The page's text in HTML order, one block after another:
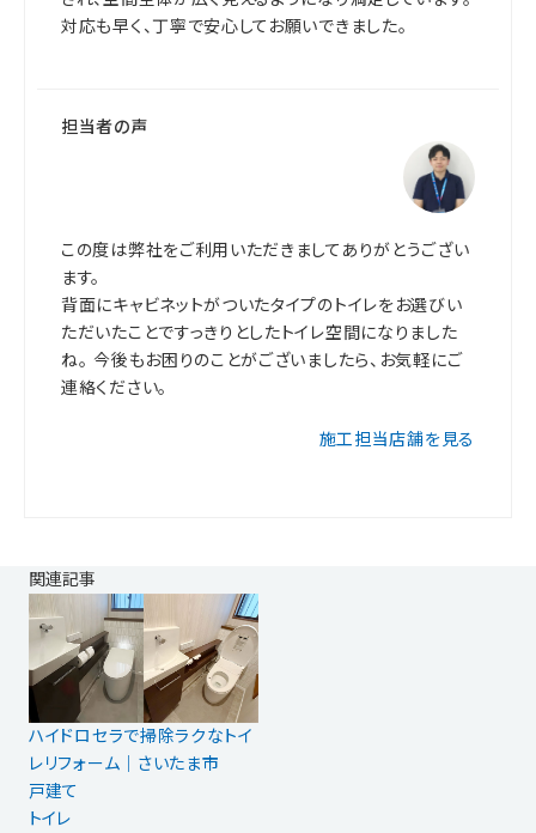
対応も早く、丁寧で安心してお願いできました。
担当者の声
この度は弊社をご利用いただきましてありがとうござい
ます。
背面にキャビネットがついたタイプのトイレをお選びい
ただいたことですっきりとしたトイレ空間になりました
ね。 今後もお困りのことがございましたら、お気軽にご
連絡ください。
施工担当店舗を見る
関連記事
ハイドロセラで掃除ラクなトイ
レリフォーム｜さいたま市
戸建て
トイレ